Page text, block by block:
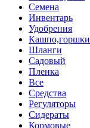
Семена
Инвентарь
Удобрения
Кашпо,горшки
Шланги
Садовый
Пленка
Все
Средства
Регуляторы
Сидераты
Кормовые